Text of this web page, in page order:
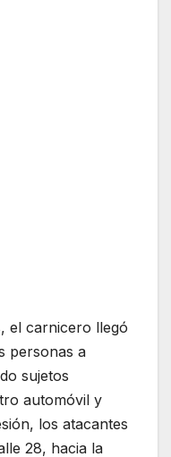
el carnicero llegó
personas a
sujetos
automóvil y
los atacantes
28, hacia la